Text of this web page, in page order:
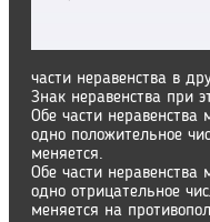
части неравенства в
Знак неравенства при
Обе части
одно положительное
меняется.
Обе части
одно отрицательное
меняется на